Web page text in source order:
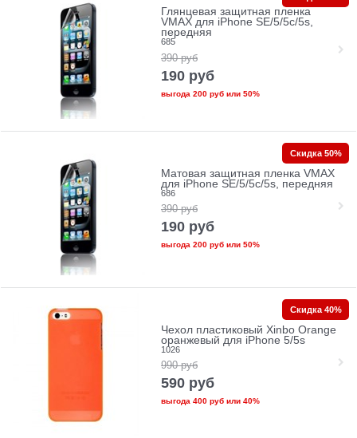
Глянцевая защитная пленка
VMAX для iPhone SE/5/5c/5s,
передняя
685
390 руб
190 руб
выгода 200 рубили 50%
Матовая защитная пленка VMAX
для iPhone SE/5/5c/5s, передняя
686
390 руб
190 руб
выгода 200 рубили 50%
Скидка 50%
Чехол пластиковый Xinbo Orange
оранжевый для iPhone 5/5s
1026
990 руб
590 руб
выгода 400 рубили 40%
Скидка 40%